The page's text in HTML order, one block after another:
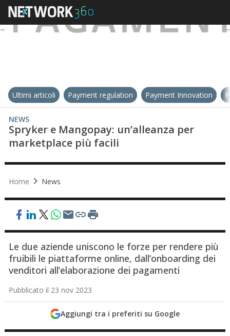
Ultimi articoli Payment regulation Payment Innovation
NEWS
Spryker e Mangopay: un’alleanza per
marketplace più facili
Home News
Le due aziende uniscono le forze per rendere più
fruibili le piattaforme online, dall’onboarding dei
venditori all’elaborazione dei pagamenti
Pubblicato il 23 nov 2023
Aggiungi tra i preferiti su Google